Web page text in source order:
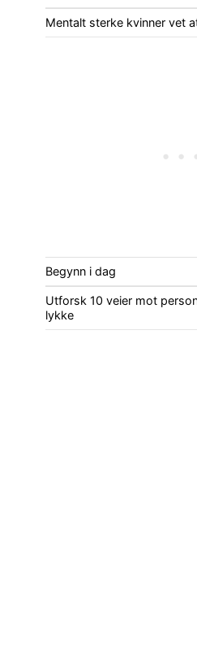
Mentalt sterke kvinner vet
Begynn i dag
Utforsk 10 veier mot
lykke